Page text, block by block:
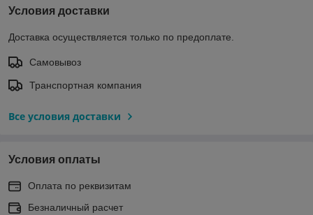
Условия доставки
Доставка осуществляется только по предоплате.
Самовывоз
Транспортная компания
Все условия доставки
Условия оплаты
Оплата по реквизитам
Безналичный расчет